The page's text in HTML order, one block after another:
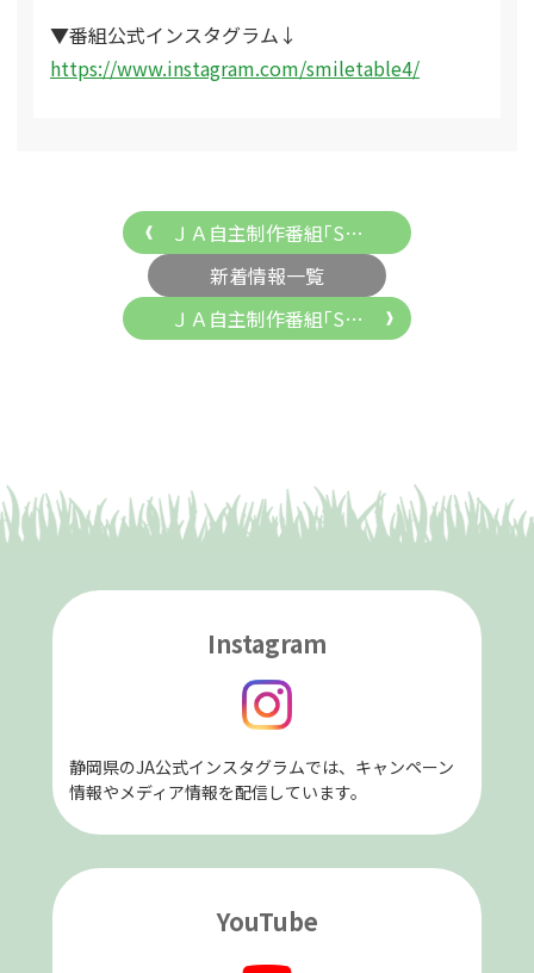
▼番組公式インスタグラム↓
https://www.instagram.com/smiletable4/
ＪＡ自主制作番組｢S…
新着情報一覧
ＪＡ自主制作番組｢S…
Instagram
静岡県のJA公式インスタグラムでは、キャンペーン
情報やメディア情報を配信しています。
YouTube